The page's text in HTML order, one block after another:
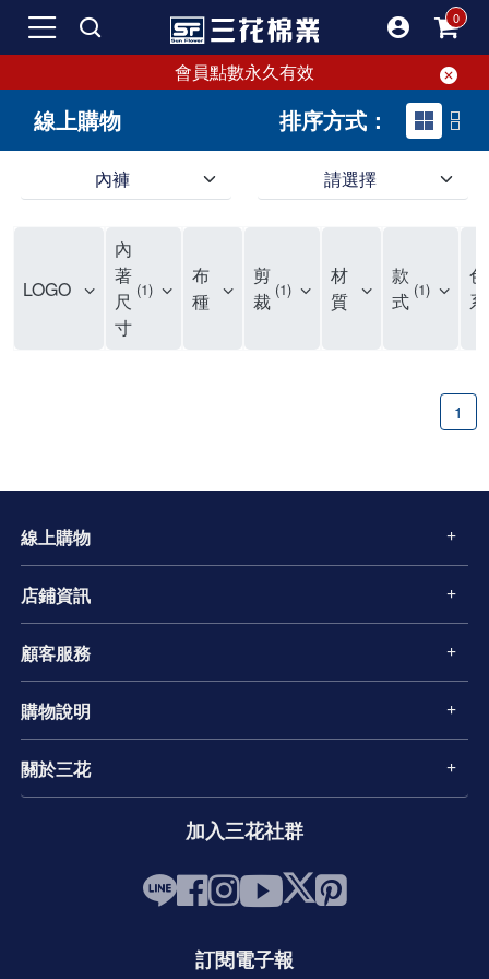
會員點數永久有效
線上購物 排序方式：
內褲 請選擇
LOGO
內
著
尺
寸
1
布
種
剪
裁 1
材
質
款
式 1
色
系
1
線上購物
店鋪資訊
顧客服務
購物說明
關於三花
加入三花社群
訂閱電子報